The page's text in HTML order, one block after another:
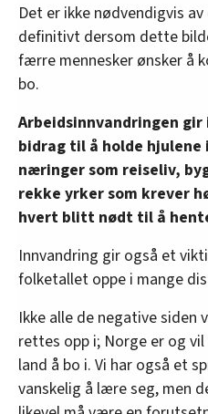
Det er ikke nødvendigvis
definitivt dersom dette
færre mennesker ønsker å
bo.
Arbeidsinnvandringen
bidrag til å holde hjulene
næringer som reiseliv,
rekke yrker som krever
hvert blitt nødt til å
Innvandring gir også et
folketallet oppe i mange
Ikke alle de negative siden
rettes opp i; Norge er og
land å bo i. Vi har også et
vanskelig å lære seg, men